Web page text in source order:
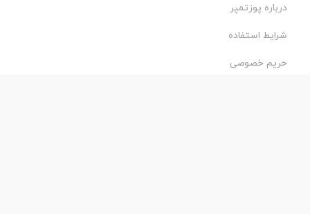
درباره پوزتمپر
شرایط استفاده
حریم خصوصی